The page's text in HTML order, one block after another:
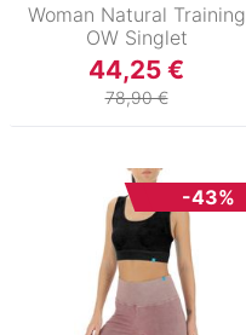
Woman Natural Training
OW Singlet
44,25 €
78,90 €
-43%